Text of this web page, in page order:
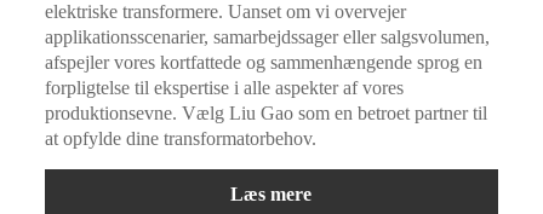
elektriske transformere. Uanset om vi overvejer
applikationsscenarier, samarbejdssager eller salgsvolumen,
afspejler vores kortfattede og sammenhængende sprog en
forpligtelse til ekspertise i alle aspekter af vores
produktionsevne. Vælg Liu Gao som en betroet partner til
at opfylde dine transformatorbehov.
Læs mere